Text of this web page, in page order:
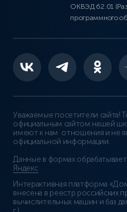
ОКВЭД 62.01
программного
Уважаемые посетители сайта!
официальным сайтом нашей
имеют к нам отношения и не
официальной информации.
Данные в формах
Яндекс
Интерактивная платформа
внесена в реестр российских
вычислительных машин и баз